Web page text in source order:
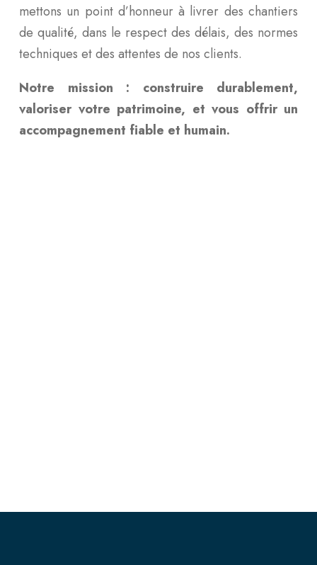
mettons un point d’honneur à livrer des chantiers
de qualité, dans le respect des délais, des normes
techniques et des attentes de nos clients.
Notre mission : construire durablement,
valoriser votre patrimoine, et vous offrir un
accompagnement fiable et humain.